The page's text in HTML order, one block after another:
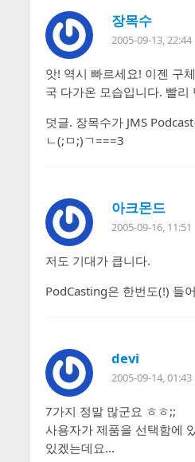
장목수
2005-09-13, 22:44
앗! 역시 빠르세요! 이젠 구
국 다가온 모습입니다. 빨
덧글. 장목수가 JMS
ㄴ(;ㅁ;)ㄱ===3
아크몬드
2005-09-16, 11:51
저도 기대가 큽니다.
PodCasting은 한번도(!) 들
devi
2005-09-14, 01:43
7가지 정말 많군요 ㅎㅎ;;
사용자가 제품을 선택함에
있겠는데요…